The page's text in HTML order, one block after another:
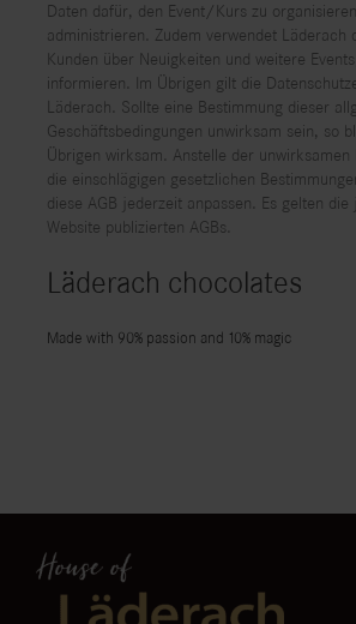
Daten dafür, den Event/Kurs zu
administrieren. Zudem verwendet Läderach
Kunden über Neuigkeiten und weitere
informieren. Im Übrigen gilt die
Läderach. Sollte eine Bestimmung dieser
Geschäftsbedingungen unwirksam sein, so
Übrigen wirksam. Anstelle der unwirksamen
die einschlägigen gesetzlichen
diese AGB jederzeit anpassen. Es gelten
Website publizierten AGBs.
Läderach chocolates
Made with 90% passion and 10% magic